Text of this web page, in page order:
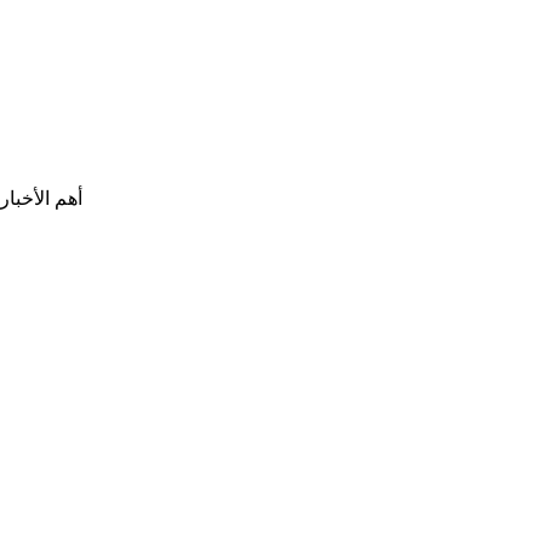
أهم الأخبار